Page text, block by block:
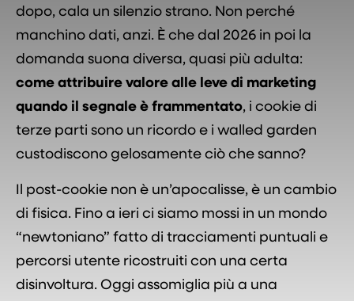
dopo, cala un silenzio strano. Non perché
manchino dati, anzi. È che dal 2026 in poi la
domanda suona diversa, quasi più adulta:
come attribuire valore alle leve di marketing
quando il segnale è frammentato, i cookie di
terze parti sono un ricordo e i walled garden
custodiscono gelosamente ciò che sanno?
Il post-cookie non è un’apocalisse, è un cambio
di fisica. Fino a ieri ci siamo mossi in un mondo
“newtoniano” fatto di tracciamenti puntuali e
percorsi utente ricostruiti con una certa
disinvoltura. Oggi assomiglia più a una